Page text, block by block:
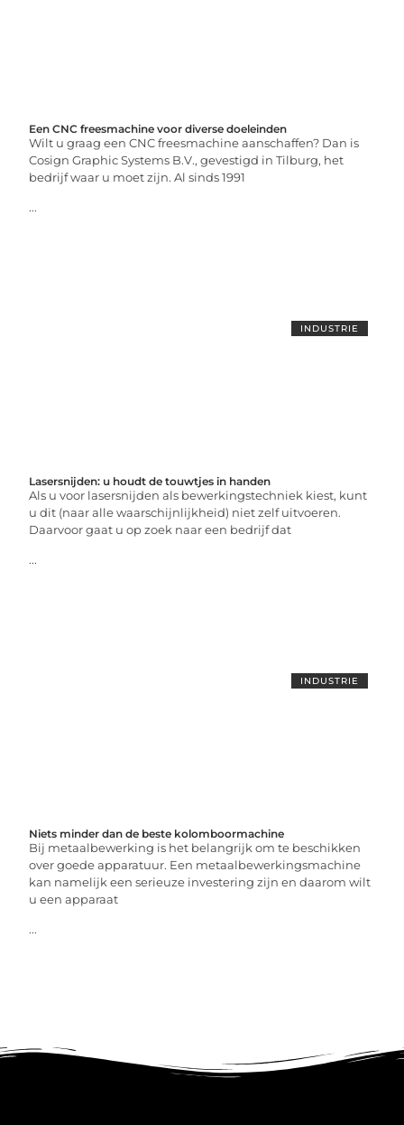
Een CNC freesmachine voor diverse doeleinden
Wilt u graag een CNC freesmachine aanschaffen? Dan is
Cosign Graphic Systems B.V., gevestigd in Tilburg, het
bedrijf waar u moet zijn. Al sinds 1991
...
INDUSTRIE
Lasersnijden: u houdt de touwtjes in handen
Als u voor lasersnijden als bewerkingstechniek kiest, kunt
u dit (naar alle waarschijnlijkheid) niet zelf uitvoeren.
Daarvoor gaat u op zoek naar een bedrijf dat
...
INDUSTRIE
Niets minder dan de beste kolomboormachine
Bij metaalbewerking is het belangrijk om te beschikken
over goede apparatuur. Een metaalbewerkingsmachine
kan namelijk een serieuze investering zijn en daarom wilt
u een apparaat
...